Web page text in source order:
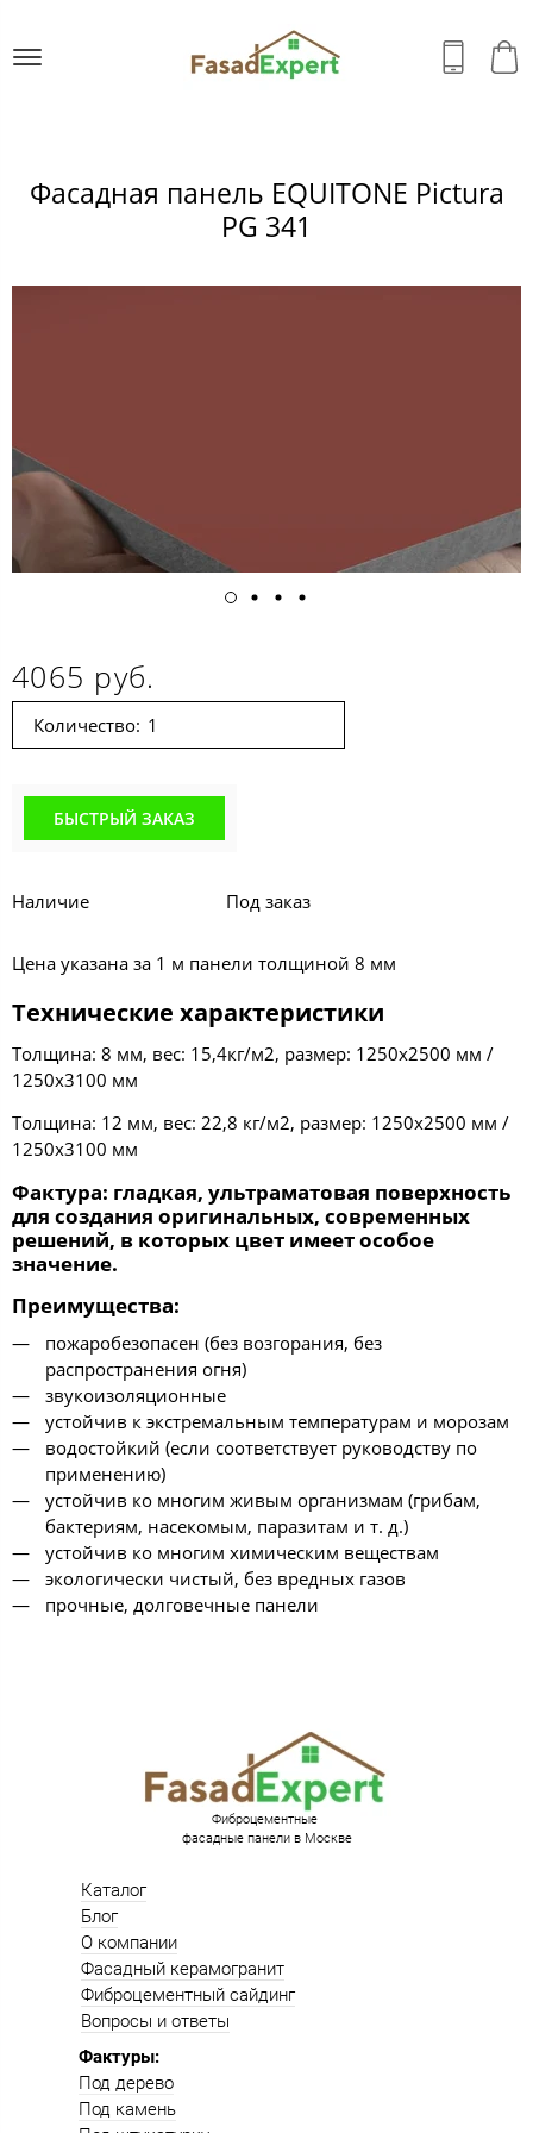
Фасадная панель EQUITONE Pictura
PG 341
4065 руб.
Количество:
БЫСТРЫЙ ЗАКАЗ
Наличие Под заказ
Цена указана за 1 м панели толщиной 8 мм
Технические характеристики
Толщина: 8 мм, вес: 15,4кг/м2, размер: 1250х2500 мм /
1250х3100 мм
Толщина: 12 мм, вес: 22,8 кг/м2, размер: 1250х2500 мм /
1250х3100 мм
Фактура: гладкая, ультраматовая поверхность
для создания оригинальных, современных
решений, в которых цвет имеет особое
значение.
Преимущества:
пожаробезопасен (без возгорания, без
распространения огня)
звукоизоляционные
устойчив к экстремальным температурам и морозам
водостойкий (если соответствует руководству по
применению)
устойчив ко многим живым организмам (грибам,
бактериям, насекомым, паразитам и т. д.)
устойчив ко многим химическим веществам
экологически чистый, без вредных газов
прочные, долговечные панели
Фактуры:
Под дерево
Под камень
Каталог
Блог
О компании
Фасадный керамогранит
Фиброцементный сайдинг
Вопросы и ответы
Фиброцементные
фасадные панели в Москве